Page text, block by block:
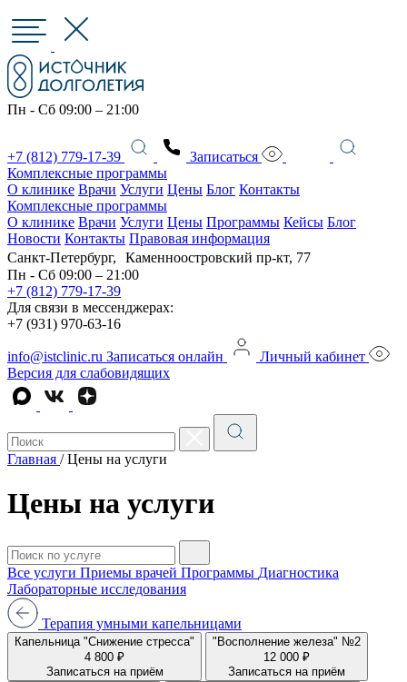
Пн - Сб 09:00 – 21:00
+7 (812) 779-17-39
Записаться
Комплексные программы
О клинике Врачи Услуги Цены Блог Контакты
Комплексные программы
О клинике Врачи Услуги Цены Программы Кейсы Блог
Новости Контакты Правовая информация
Санкт-Петербург, Каменноостровский пр-кт, 77
Пн - Сб 09:00 – 21:00
+7 (812) 779-17-39
Для связи в мессенджерах:
+7 (931) 970-63-16
info@istclinic.ru Записаться онлайн
Личный кабинет
Версия для слабовидящих
Главная / Цены на услуги
Цены на услуги
Все услуги Приемы врачей Программы Диагностика
Лабораторные исследования
Терапия умными капельницами
Капельница "Снижение стресса"
4 800 ₽
Записаться на приём
"Восполнение железа" №2
12 000 ₽
Записаться на приём